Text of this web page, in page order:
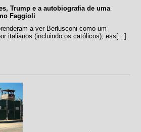
Trump e a autobiografia de uma
Faggioli
a ver Berlusconi como um
italianos (incluindo os católicos); ess[...]